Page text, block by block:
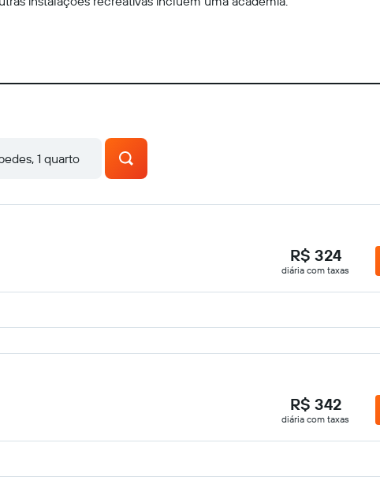
1 quarto
R$ 324
diária com taxas
R$ 342
diária com taxas